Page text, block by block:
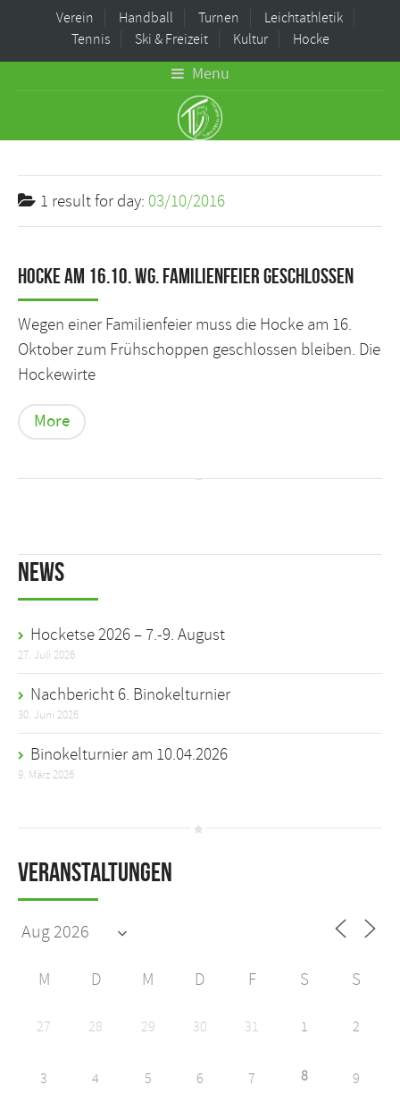
Verein Handball Turnen
Leichtathletik
Tennis
Ski & Freizeit Kultur Hocke
Menu
1 result for day: 03/10/2016
Hocke am 16.10. wg. Familienfeier geschlossen
Wegen einer Familienfeier muss die Hocke am 16.
Oktober zum Frühschoppen geschlossen bleiben. Die
Hockewirte
More
News
Hocketse 2026 – 7.-9. August
27. Juli 2026
Nachbericht 6. Binokelturnier
30. Juni 2026
Binokelturnier am 10.04.2026
9. März 2026
Veranstaltungen
M D M D F S S
27 28 29 30 31 1 2
3 4 5 6 7 8 9